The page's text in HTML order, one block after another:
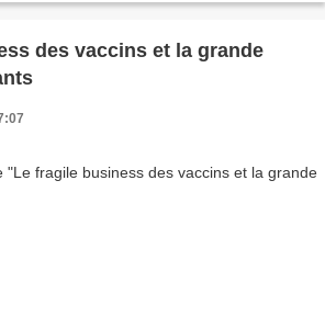
des vaccins et la grande